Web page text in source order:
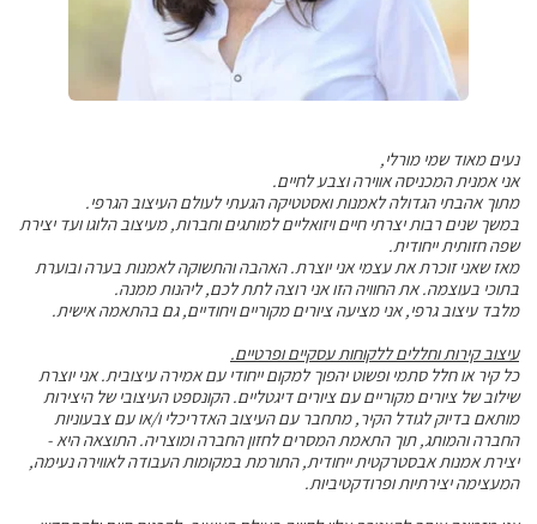
נעים מאוד שמי מורלי,
אני אמנית המכניסה אווירה וצבע לחיים.
מתוך אהבתי הגדולה לאמנות ואסטטיקה הגעתי לעולם העיצוב הגרפי.
במשך שנים רבות יצרתי חיים ויזואליים למותגים וחברות, מעיצוב הלוגו ועד יצירת
שפה חזותית ייחודית.
מאז שאני זוכרת את עצמי אני יוצרת. האהבה והתשוקה לאמנות בערה ובוערת
בתוכי בעוצמה. את החוויה הזו אני רוצה לתת לכם, ליהנות ממנה.
מלבד עיצוב גרפי, אני מציעה ציורים מקוריים ויחודיים, גם בהתאמה אישית.
עיצוב קירות וחללים ללקוחות עסקיים ופרטיים.
כל קיר או חלל סתמי ופשוט יהפוך למקום ייחודי עם אמירה עיצובית. אני יוצרת
שילוב של ציורים מקוריים עם ציורים דיגטליים. הקונספט העיצובי של היצירות
מותאם בדיוק לגודל הקיר, מתחבר עם העיצוב האדריכלי ו/או עם צבעוניות
החברה והמותג, תוך התאמת המסרים לחזון החברה ומוצריה. התוצאה היא -
יצירת אמנות אבסטרקטית ייחודית, התורמת במקומות העבודה לאווירה נעימה,
המעצימה יצירתיות ופרודקטיביות.